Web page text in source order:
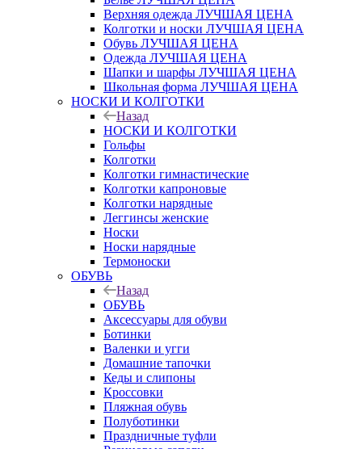
Верхняя одежда ЛУЧШАЯ ЦЕНА
Колготки и носки ЛУЧШАЯ ЦЕНА
Обувь ЛУЧШАЯ ЦЕНА
Одежда ЛУЧШАЯ ЦЕНА
Шапки и шарфы ЛУЧШАЯ ЦЕНА
Школьная форма ЛУЧШАЯ ЦЕНА
НОСКИ И КОЛГОТКИ
Назад
НОСКИ И КОЛГОТКИ
Гольфы
Колготки
Колготки гимнастические
Колготки капроновые
Колготки нарядные
Леггинсы женские
Носки
Носки нарядные
Термоноски
ОБУВЬ
Назад
ОБУВЬ
Аксессуары для обуви
Ботинки
Валенки и угги
Домашние тапочки
Кеды и слипоны
Кроссовки
Пляжная обувь
Полуботинки
Праздничные туфли